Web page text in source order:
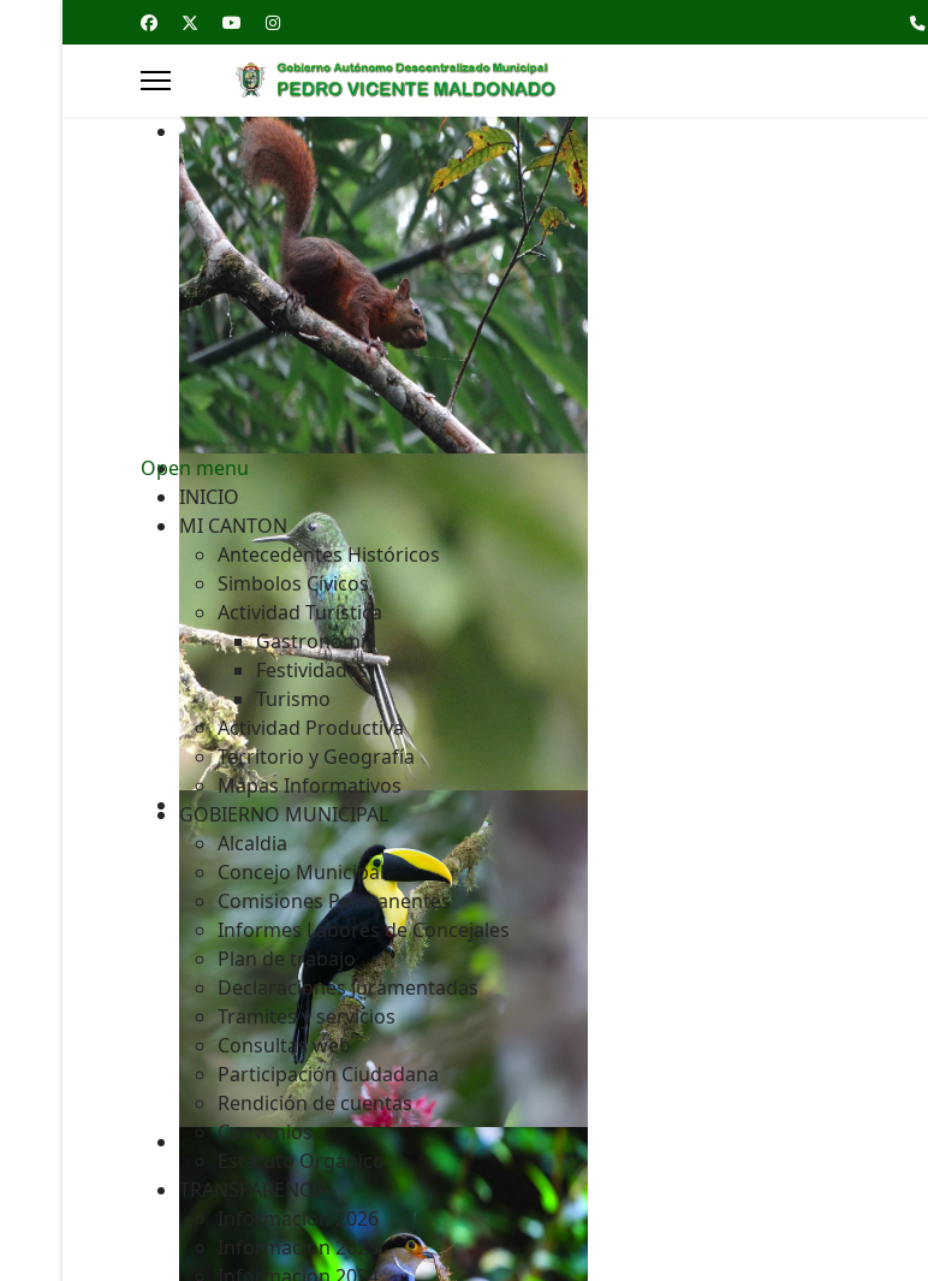
Open menu
INICIO
MI CANTON
Antecedentes Históricos
Simbolos Cívicos
Actividad Turística
Gastronomía
Festividades
Turismo
Actividad Productiva
Territorio y Geografía
Mapas Informativos
GOBIERNO MUNICIPAL
Alcaldia
Concejo Municipal
Comisiones Permanentes
Informes Labores de Concejales
Plan de trabajo
Declaraciones Juramentadas
Tramites y servicios
Consultas web
Participación Ciudadana
Rendición de cuentas
Convenios
Estatuto Orgánico
TRANSPARENCIA
Informacion 2026
Informacion 2025